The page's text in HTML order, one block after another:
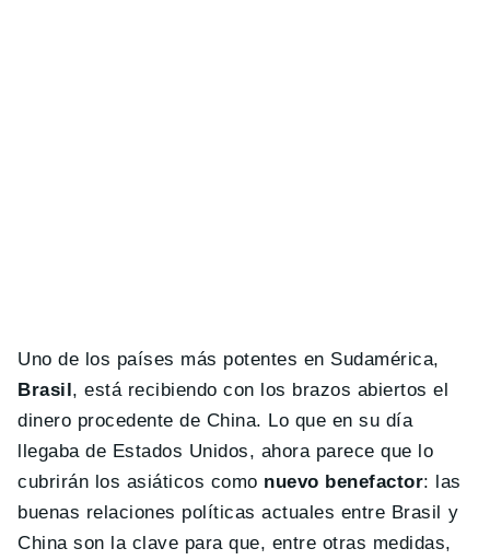
Uno de los países más potentes en Sudamérica,
Brasil, está recibiendo con los brazos abiertos el
dinero procedente de China. Lo que en su día
llegaba de Estados Unidos, ahora parece que lo
cubrirán los asiáticos como nuevo benefactor: las
buenas relaciones políticas actuales entre Brasil y
China son la clave para que, entre otras medidas,